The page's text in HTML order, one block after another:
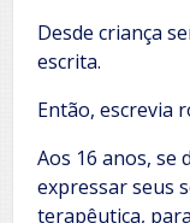
Desde criança
escrita.
Então, escrevia
Aos 16 anos, se
expressar seus
terapêutica,